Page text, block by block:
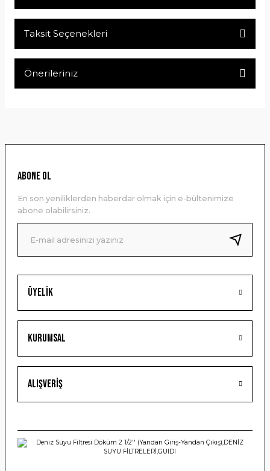
Taksit Seçenekleri
Önerileriniz
Ürün resmi kalitesiz, bozuk veya görüntülenemiyor.
Ürün bilgilerinde hatalar bulunuyor.
Ürün fiyatı diğer sitelerden daha pahalı.
Bu ürüne benzer farklı alternatifler olmalı.
Gönder
Üyelik
Kurumsal
Alışveriş
ABONE OL
En son yeniliklerden haberdar olmak için e-bültenimize
abone olabilirsiniz.